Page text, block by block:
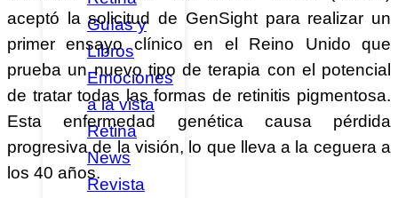
Guías y
Libros
Emociones
a la vista
Retina
News
Revista
aceptó la solicitud de GenSight para realizar un
primer ensayo clínico en el Reino Unido que
prueba un nuevo tipo de terapia con el potencial
de tratar todas las formas de retinitis pigmentosa.
Esta enfermedad genética causa pérdida
progresiva de la visión, lo que lleva a la ceguera a
los 40 años.